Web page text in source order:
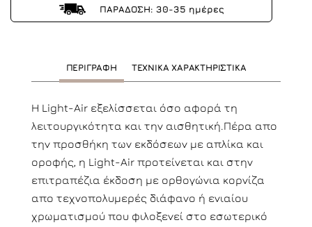
ΠΑΡΑΔΟΣΗ: 30-35 ημέρες
ΠΕΡΙΓΡΑΦΗ ΤΕΧΝΙΚΑ ΧΑΡΑΚΤΗΡΙΣΤΙΚΑ
H Light-Air εξελίσσεται όσο αφορά τη
λειτουργικότητα και την αισθητική.Πέρα απο
την προσθήκη των εκδόσεων με απλίκα και
οροφής, η Light-Air προτείνεται και στην
επιτραπέζια έκδοση με ορθογώνια κορνίζα
απο τεχνοπολυμερές διάφανο ή ενιαίου
χρωματισμού που φιλοξενεί στο εσωτερικό